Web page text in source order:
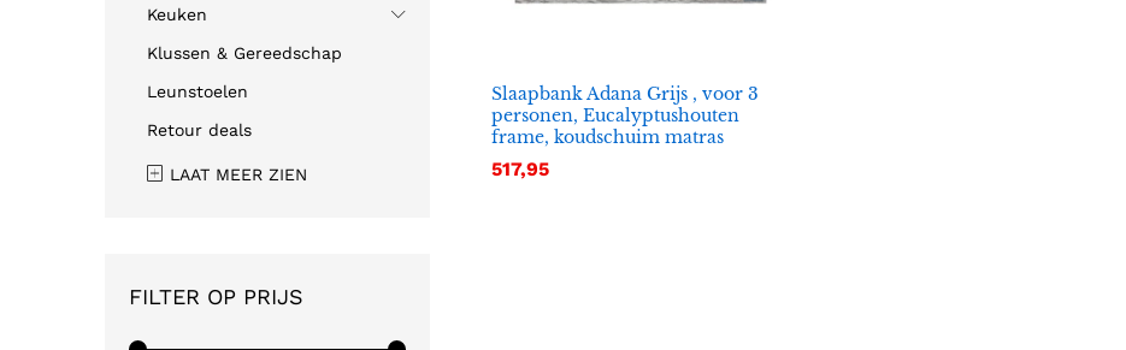
Slaapbank Adana Grijs , voor 3
personen, Eucalyptushouten
frame, koudschuim matras
517,95
517,95
Keuken
Klussen & Gereedschap
Leunstoelen
Retour deals
LAAT MEER ZIEN
FILTER OP PRIJS